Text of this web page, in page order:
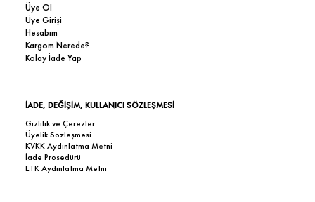
Üye Ol
Üye Girişi
Hesabım
Kargom Nerede?
Kolay İade Yap
İADE, DEĞİŞİM, KULLANICI SÖZLEŞMESİ
Gizlilik ve Çerezler
Üyelik Sözleşmesi
KVKK Aydınlatma Metni
İade Prosedürü
ETK Aydınlatma Metni